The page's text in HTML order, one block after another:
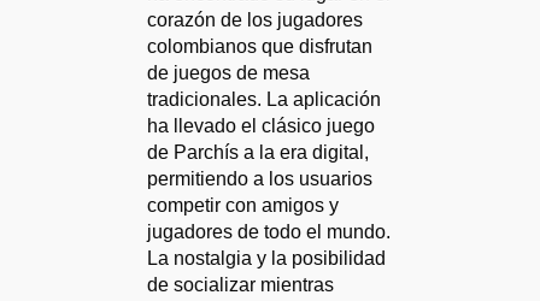
corazón de los jugadores
colombianos que disfrutan
de juegos de mesa
tradicionales. La aplicación
ha llevado el clásico juego
de Parchís a la era digital,
permitiendo a los usuarios
competir con amigos y
jugadores de todo el mundo.
La nostalgia y la posibilidad
de socializar mientras